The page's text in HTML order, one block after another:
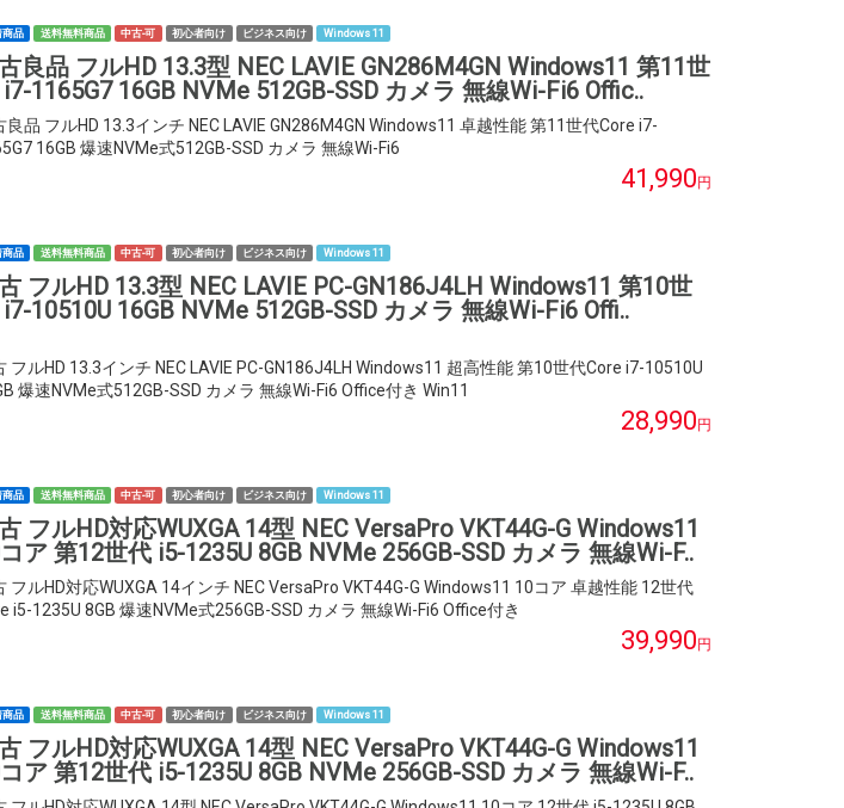
商品 送料無料商品 中古-可 初心者向け ビジネス向け Windows 11
良品 フルHD 13.3型 NEC LAVIE GN286M4GN Windows11 第11世
1165G7 16GB NVMe 512GB-SSD カメラ 無線Wi-Fi6 Offic..
良品 フルHD 13.3インチ NEC LAVIE GN286M4GN Windows11 卓越性能 第11世代Core i7-
16GB 爆速NVMe式512GB-SSD カメラ 無線Wi-Fi6
41,990円
商品 送料無料商品 中古-可 初心者向け ビジネス向け Windows 11
フルHD 13.3型 NEC LAVIE PC-GN186J4LH Windows11 第10世
10510U 16GB NVMe 512GB-SSD カメラ 無線Wi-Fi6 Offi..
フルHD 13.3インチ NEC LAVIE PC-GN186J4LH Windows11 超高性能 第10世代Core i7-10510U
爆速NVMe式512GB-SSD カメラ 無線Wi-Fi6 Office付き Win11
28,990円
商品 送料無料商品 中古-可 初心者向け ビジネス向け Windows 11
フルHD対応WUXGA 14型 NEC VersaPro VKT44G-G Windows11
ア 第12世代 i5-1235U 8GB NVMe 256GB-SSD カメラ 無線Wi-F..
フルHD対応WUXGA 14インチ NEC VersaPro VKT44G-G Windows11 10コア 卓越性能 12世代
i5-1235U 8GB 爆速NVMe式256GB-SSD カメラ 無線Wi-Fi6 Office付き
39,990円
商品 送料無料商品 中古-可 初心者向け ビジネス向け Windows 11
フルHD対応WUXGA 14型 NEC VersaPro VKT44G-G Windows11
ア 第12世代 i5-1235U 8GB NVMe 256GB-SSD カメラ 無線Wi-F..